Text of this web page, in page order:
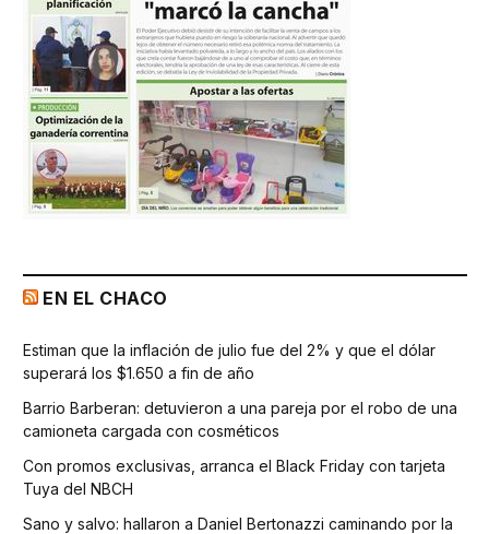
EN EL CHACO
Estiman que la inflación de julio fue del 2% y que el dólar
superará los $1.650 a fin de año
Barrio Barberan: detuvieron a una pareja por el robo de una
camioneta cargada con cosméticos
Con promos exclusivas, arranca el Black Friday con tarjeta
Tuya del NBCH
Sano y salvo: hallaron a Daniel Bertonazzi caminando por la